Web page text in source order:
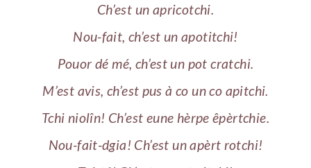
Ch’est un apricotchi.
Nou-fait, ch’est un apotitchi!
Pouor dé mé, ch’est un pot cratchi.
M’est avis, ch’est pus à co un co apitchi.
Tchi niolîn! Ch’est eune hèrpe êpèrtchie.
Nou-fait-dgia! Ch’est un apèrt rotchi!